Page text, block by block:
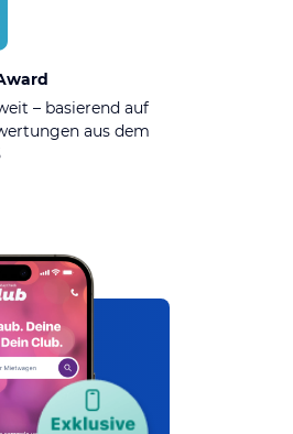
– basierend auf
aus dem